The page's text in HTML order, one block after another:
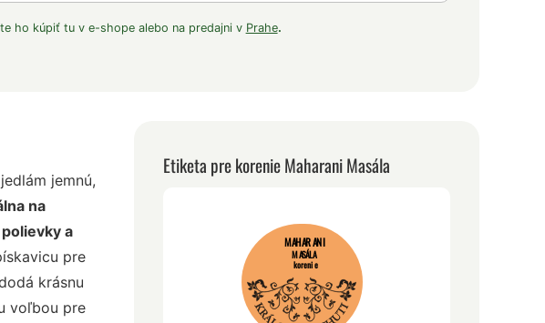
ho kúpiť tu v e-shope alebo na predajni v Prahe.
jemnú,
na
a
pre
krásnu
voľbou pre
Etiketa pre korenie Maharani Masála
MAHARANI
MASÁLA
korenie